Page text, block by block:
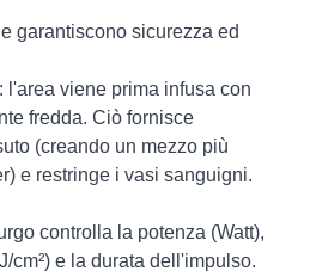
garantiscono sicurezza ed
l'area viene prima infusa con
fredda. Ciò fornisce
(creando un mezzo più
e restringe i vasi sanguigni.
controlla la potenza (Watt),
cm²) e la durata dell'impulso.